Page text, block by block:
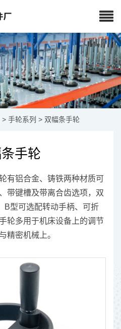
> 手轮系列 > 双幅条手轮
手轮
铝合金、铸铁两种材质可
带键槽及带离合齿选项，双
B型可选配转动手柄、可折
轮多用于机床设备上的调节
精密机械上。